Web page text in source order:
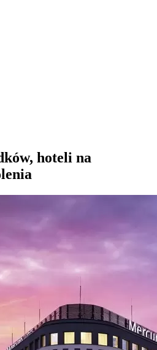
hoteli na